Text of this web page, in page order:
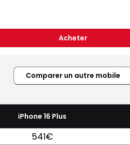
Acheter
Comparer un autre mobile
iPhone 16 Plus
541€